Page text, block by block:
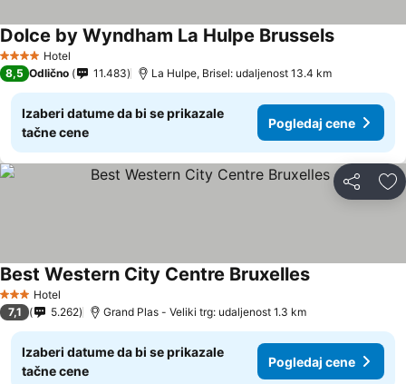
4 ZvezdiceHotel
Dolce by Wyndham La Hulpe BrusselsPogledaj
8,5 Odlično 11.483 La Hulpe, Brisel: udaljenost 13.4 km
Izaberi datume da bi se prikazale
tačne cene
Pogledaj cene
Deli
3 Zvezdice
Hotel
Best Western City Centre BruxellesPogledaj cene
7,1 5.262 Grand Plas - Veliki trg: udaljenost 1.3 km
Izaberi datume da bi se prikazale
tačne cene
Pogledaj cene